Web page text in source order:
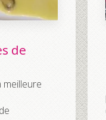
de